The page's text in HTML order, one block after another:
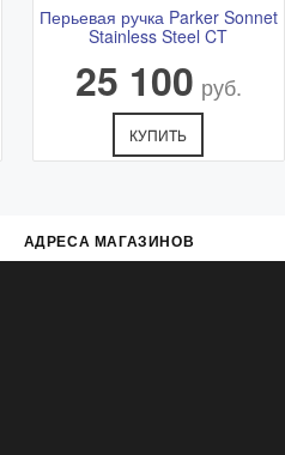
Перьевая ручка Parker Sonnet
Stainless Steel CT
25 100 руб.
КУПИТЬ
АДРЕСА МАГАЗИНОВ